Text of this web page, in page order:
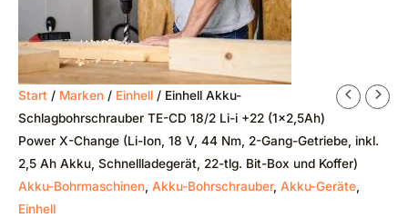
Start / Marken / Einhell / Einhell Akku-
Schlagbohrschrauber TE-CD 18/2 Li-i +22 (1×2,5Ah)
Power X-Change (Li-Ion, 18 V, 44 Nm, 2-Gang-Getriebe, inkl.
2,5 Ah Akku, Schnellladegerät, 22-tlg. Bit-Box und Koffer)
Akku-Bohrmaschinen Akku-Bohrschrauber, Akku-Geräte
Einhell
Ursprünglicher
Preis
war:
€149,95
Aktueller
Preis
ist:
€89,95.